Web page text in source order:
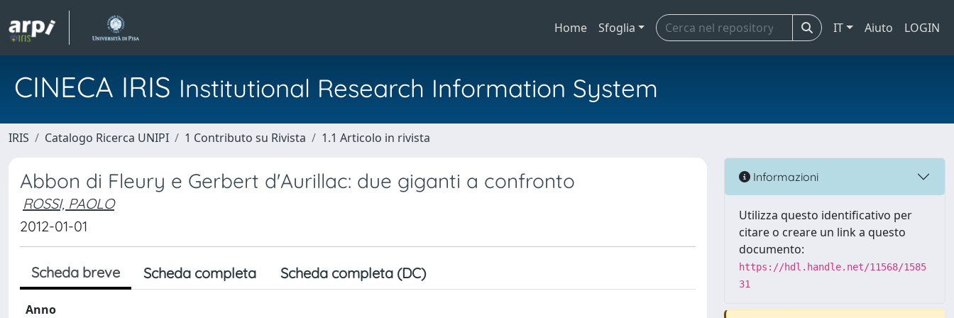
Home Sfoglia IT Aiuto LOGIN
CINECA IRIS Institutional Research Information System
IRIS Catalogo Ricerca UNIPI 1 Contributo su Rivista 1.1 Articolo in rivista
Abbon di Fleury e Gerbert d'Aurillac: due giganti a confronto
ROSSI, PAOLO
2012-01-01
Scheda breve Scheda completa Scheda completa (DC)
Anno
Informazioni
Utilizza questo identificativo per
citare o creare un link a questo
documento:
https://hdl.handle.net/11568/1585
31